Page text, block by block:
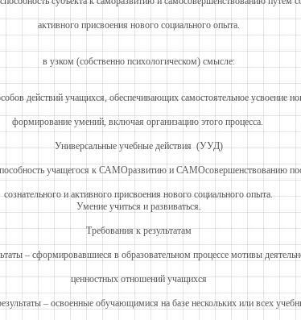
активного присвоения нового социального опыта.
в узком (собственно психологическом) смысле:
действий учащихся, обеспечивающих самостоятельное усвоение
формирование умений, включая организацию этого процесса.
Универсальные учебные действия (УУД)
учащегося к САМОразвитию и САМОсовершенствованию
сознательного и активного присвоения нового социального опыта.
Умение учиться и развиваться.
Требования к результатам
– сформировавшиеся в образовательном процессе мотивы
ценностных отношений учащихся
– освоенные обучающимися на базе нескольких или всех